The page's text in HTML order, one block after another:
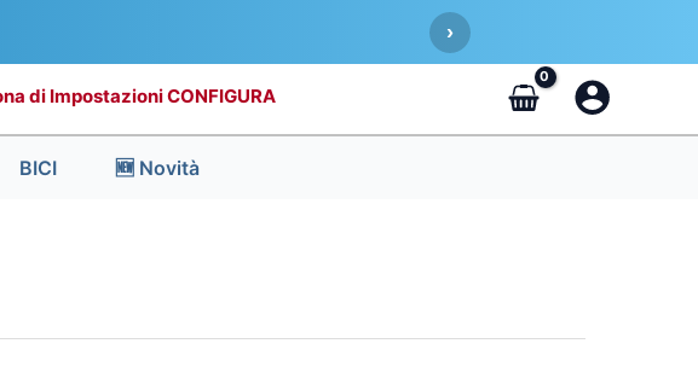
›
CONFIGURA
BICI 🆕 Novità